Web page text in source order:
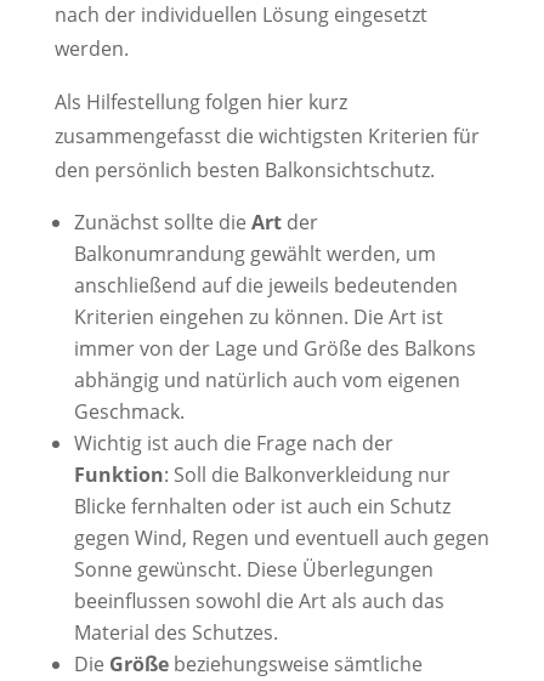
nach der individuellen Lösung eingesetzt
werden.
Als Hilfestellung folgen hier kurz
zusammengefasst die wichtigsten Kriterien für
den persönlich besten Balkonsichtschutz.
Zunächst sollte die Artder
Balkonumrandung gewählt werden, um
anschließend auf die jeweils bedeutenden
Kriterien eingehen zu können. Die Art ist
immer von der Lage und Größe des Balkons
abhängig und natürlich auch vom eigenen
Geschmack.
Wichtig ist auch die Frage nach der
Funktion: Soll die Balkonverkleidung nur
Blicke fernhalten oder ist auch ein Schutz
gegen Wind, Regen und eventuell auch gegen
Sonne gewünscht. Diese Überlegungen
beeinflussen sowohl die Art als auch das
Material des Schutzes.
Die Größebeziehungsweise sämtliche